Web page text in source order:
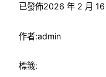
已發佈2026 年 2 月 16
作者:admin
標籤: